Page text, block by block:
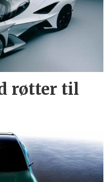
røtter til